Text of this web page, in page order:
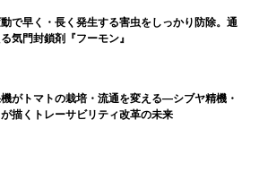
で早く・長く発生する害虫をしっかり防除。通
気門封鎖剤『フーモン』
がトマトの栽培・流通を変える―シブヤ精機・
描くトレーサビリティ改革の未来